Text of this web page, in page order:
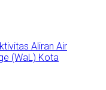
Aliran Air
(WaL) Kota